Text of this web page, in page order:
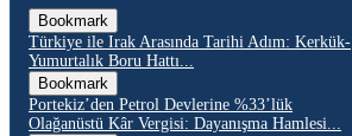
Bookmark
Türkiye ile Irak Arasında Tarihi Adım: Kerkük-
Yumurtalık Boru Hattı...
Bookmark
Portekiz’den Petrol Devlerine %33’lük
Olağanüstü Kâr Vergisi: Dayanışma Hamlesi...